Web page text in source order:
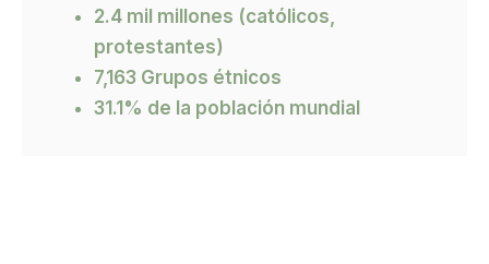
2.4 mil millones (católicos,
protestantes)
7,163 Grupos étnicos
31.1% de la población mundial